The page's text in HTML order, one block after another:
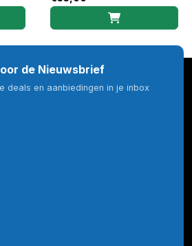
de Nieuwsbrief
deals en aanbiedingen in je inbox